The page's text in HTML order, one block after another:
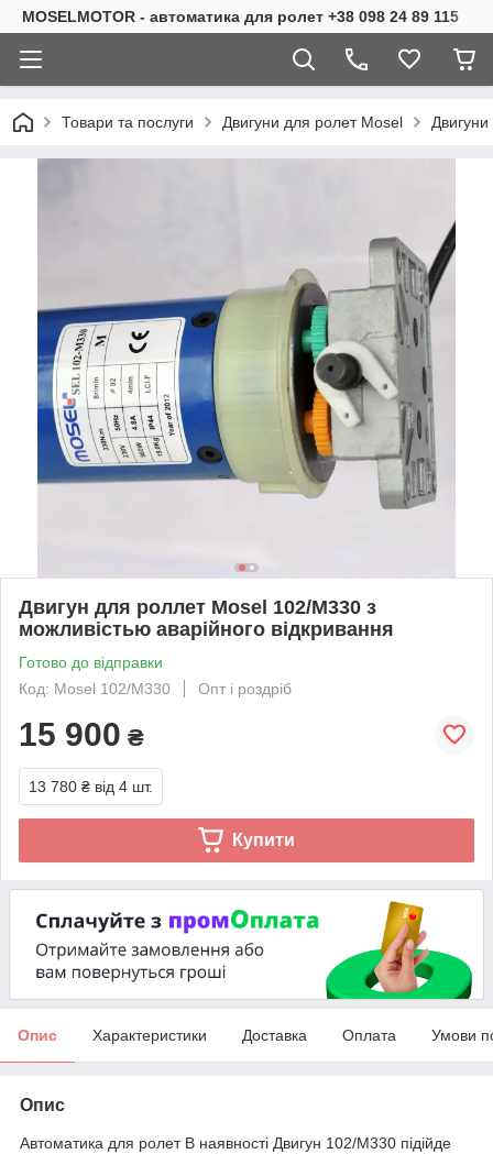
MOSELMOTOR - автоматика для ролет +38 098 24 89 115
Товари та послуги Двигуни для ролет Mosel
Двигун для роллет Mosel 102/M330 з
можливістью аварійного відкривання
Готово до відправки
Код: Mosel 102/M330
Опт і роздріб
15 900 ₴
13 780 ₴ від 4 шт.
Купити
Опис Характеристики Доставка Оплата Умови
Опис
Автоматика для ролет В наявності Двигун 102/М330 підійде